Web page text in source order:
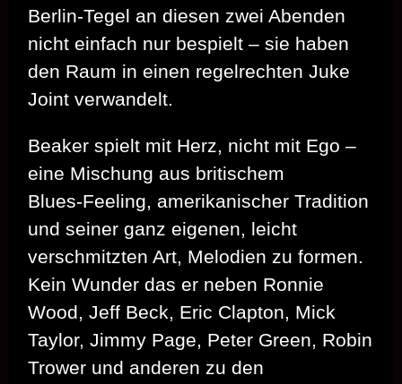
Berlin‑Tegel an diesen zwei Abenden
nicht einfach nur bespielt – sie haben
den Raum in einen regelrechten Juke
Joint verwandelt.
Beaker spielt mit Herz, nicht mit Ego –
eine Mischung aus britischem
Blues‑Feeling, amerikanischer Tradition
und seiner ganz eigenen, leicht
verschmitzten Art, Melodien zu formen.
Kein Wunder das er neben Ronnie
Wood, Jeff Beck, Eric Clapton, Mick
Taylor, Jimmy Page, Peter Green, Robin
Trower und anderen zu den